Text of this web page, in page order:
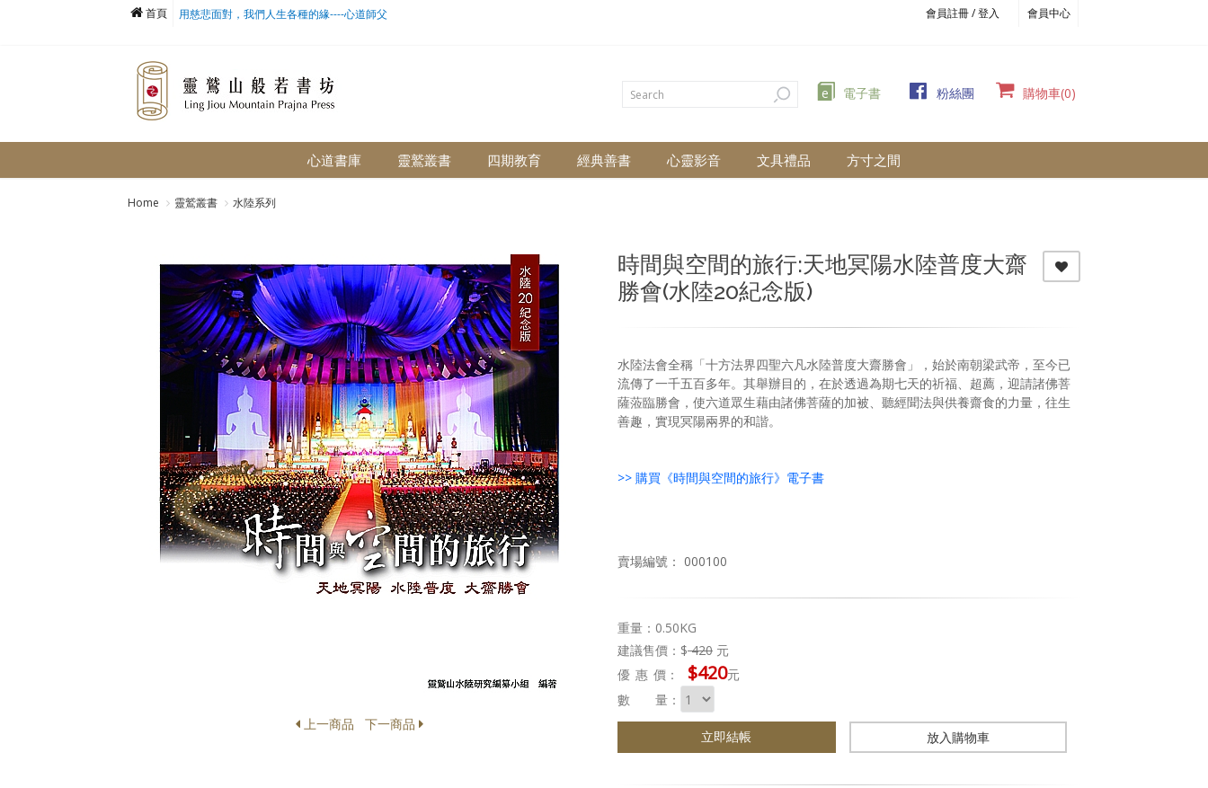
會員註冊 / 登入 會員中心
首頁 用慈悲面對，我們人生各種的緣----心道師父
e 電子書 粉絲團 購物車(0)
心道書庫 靈鷲叢書 四期教育 經典善書 心靈影音 文具禮品 方寸之間
Home 靈鷲叢書 水陸系列
上一商品 下一商品
時間與空間的旅行:天地冥陽水陸普度大齋
勝會(水陸20紀念版)
水陸法會全稱「十方法界四聖六凡水陸普度大齋勝會」，始於南朝梁武帝，至今已
流傳了一千五百多年。其舉辦目的，在於透過為期七天的祈福、超薦，迎請諸佛菩
薩蒞臨勝會，使六道眾生藉由諸佛菩薩的加被、聽經聞法與供養齋食的力量，往生
善趣，實現冥陽兩界的和諧。
>> 購買《時間與空間的旅行》電子書
賣場編號： 000100
重量：0.50KG
建議售價：$420 元
優惠 價： $420元
數 量：
立即結帳 放入購物車